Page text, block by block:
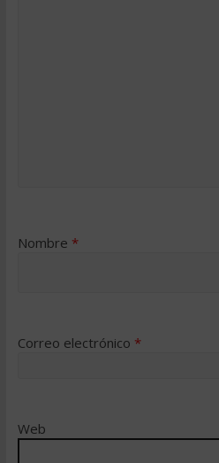
Nombre *
Correo electrónico *
Web